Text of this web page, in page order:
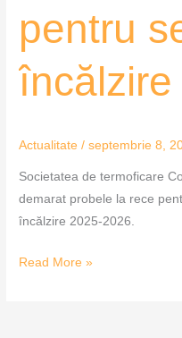
pentru
încălzire
Actualitate /septembrie 8,
Societatea de termoficare
demarat probele la rece
încălzire 2025-2026.
Read More »